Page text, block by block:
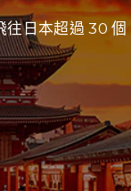
往日本超過 30 個